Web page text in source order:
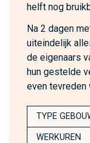
helft nog
Na 2 dagen
uiteindelijk
de eigenaars
hun gestelde
even tevreden
TYPE
WERKUREN